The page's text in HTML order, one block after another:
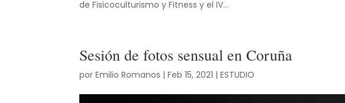
de Fisicoculturismo y Fitness y el IV...
Sesión de fotos sensual en Coruña
porEmilio Romanos |Feb 15, 2021 |ESTUDIO